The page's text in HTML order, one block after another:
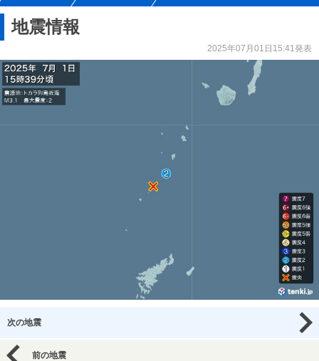
地震情報
2025年07月01日15:41発表
次の地震
前の地震